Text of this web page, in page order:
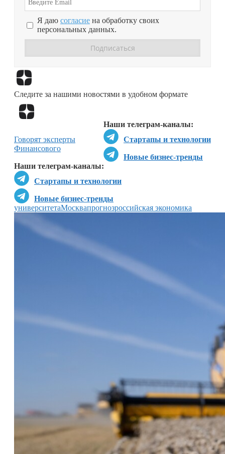
Я даю согласие на обработку своих
персональных данных.
Следите за нашими новостями в удобном формате
Наши телеграм-каналы:
Стартапы и технологии
Новые бизнес-тренды
Наши телеграм-каналы:
Стартапы и технологии
Новые бизнес-тренды
Говорят эксперты
Финансового
университетаМосквапрогнозроссийская экономика